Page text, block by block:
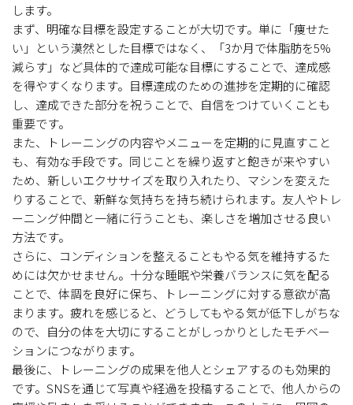
します。
まず、明確な目標を設定することが大切です。単に「痩せた
い」という漠然とした目標ではなく、「3か月で体脂肪を5%
減らす」など具体的で達成可能な目標にすることで、達成感
を得やすくなります。目標達成のための進捗を定期的に確認
し、達成できた部分を祝うことで、自信をつけていくことも
重要です。
また、トレーニングの内容やメニューを定期的に見直すこと
も、有効な手段です。同じことを繰り返すと飽きが来やすい
ため、新しいエクササイズを取り入れたり、マシンを変えた
りすることで、新鮮な気持ちを持ち続けられます。友人やトレ
ーニング仲間と一緒に行うことも、楽しさを増加させる良い
方法です。
さらに、コンディションを整えることもやる気を維持するた
めには欠かせません。十分な睡眠や栄養バランスに気を配る
ことで、体調を良好に保ち、トレーニングに対する意欲が高
まります。疲れを感じると、どうしてもやる気が低下しがちな
ので、自分の体を大切にすることがしっかりとしたモチベー
ションにつながります。
最後に、トレーニングの成果を他人とシェアするのも効果的
です。SNSを通じて写真や経過を投稿することで、他人からの